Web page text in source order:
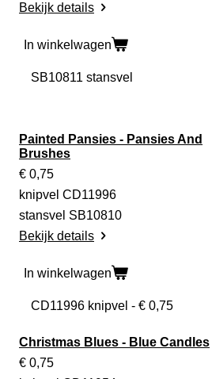
Bekijk details
In winkelwagen
Painted Pansies - Pansies And
Brushes
€ 0,75
knipvel CD11996
stansvel SB10810
Bekijk details
In winkelwagen
Christmas Blues - Blue Candles
€ 0,75